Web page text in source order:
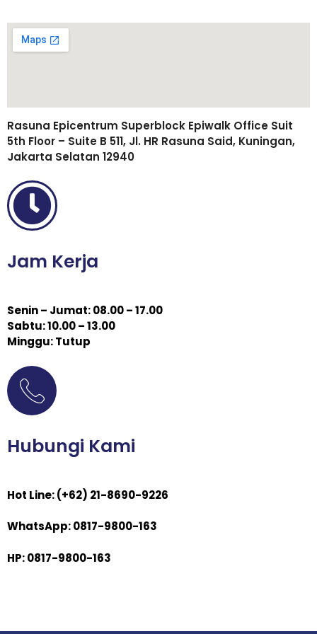
Rasuna Epicentrum Superblock Epiwalk Office Suit
5th Floor – Suite B 511, Jl. HR Rasuna Said, Kuningan,
Jakarta Selatan 12940
Jam Kerja
Senin – Jumat: 08.00 – 17.00
Sabtu: 10.00 – 13.00
Minggu: Tutup
Hubungi Kami
Hot Line: (+62) 21-8690-9226
WhatsApp: 0817-9800-163
HP: 0817-9800-163